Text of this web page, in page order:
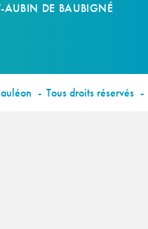
AUBIN DE BAUBIGNÉ
Tous droits réservés